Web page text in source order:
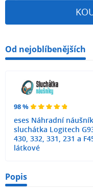
Od nejoblíbenějších
98 %
eses Náhradní
sluchátka Logitech
430, 332, 331, 231 a
látkové
Popis